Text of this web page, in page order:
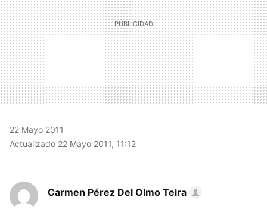
22 Mayo 2011
Actualizado 22 Mayo 2011, 11:12
Carmen Pérez Del Olmo Teira